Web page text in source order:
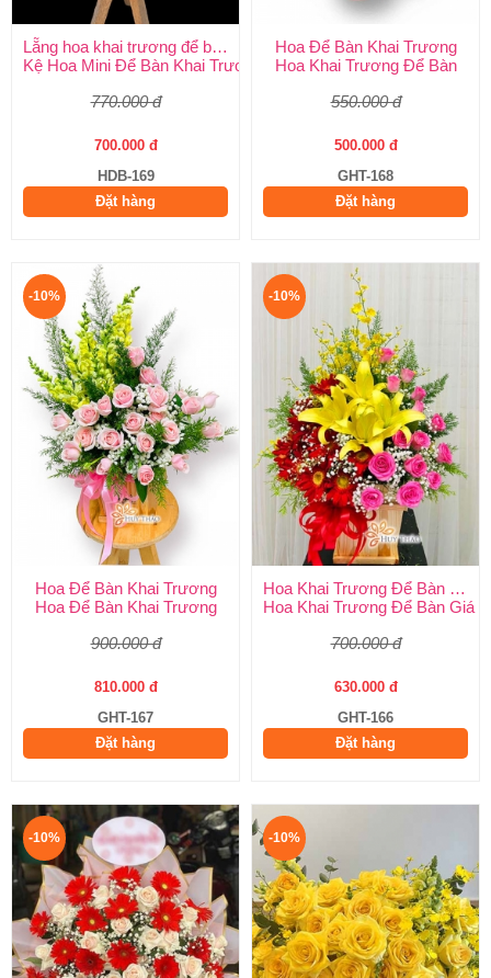
Lẵng hoa khai trương để bàn
Kệ Hoa Mini Để Bàn Khai Trương
770.000 đ
700.000 đ
HDB-169
Đặt hàng
Hoa Để Bàn Khai Trương
Hoa Khai Trương Để Bàn
550.000 đ
500.000 đ
GHT-168
Đặt hàng
-10%
Hoa Để Bàn Khai Trương
Hoa Để Bàn Khai Trương
900.000 đ
810.000 đ
GHT-167
Đặt hàng
-10%
Hoa Khai Trương Để Bàn Giá Rẻ
Hoa Khai Trương Để Bàn Giá
700.000 đ
630.000 đ
GHT-166
Đặt hàng
-10% -10%